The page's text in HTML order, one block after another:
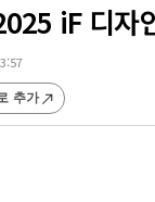
iF 디자
추가